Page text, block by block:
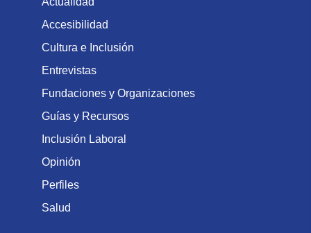
Accesibilidad
Cultura e Inclusión
Entrevistas
Fundaciones y Organizaciones
Guías y Recursos
Inclusión Laboral
Opinión
Perfiles
Salud